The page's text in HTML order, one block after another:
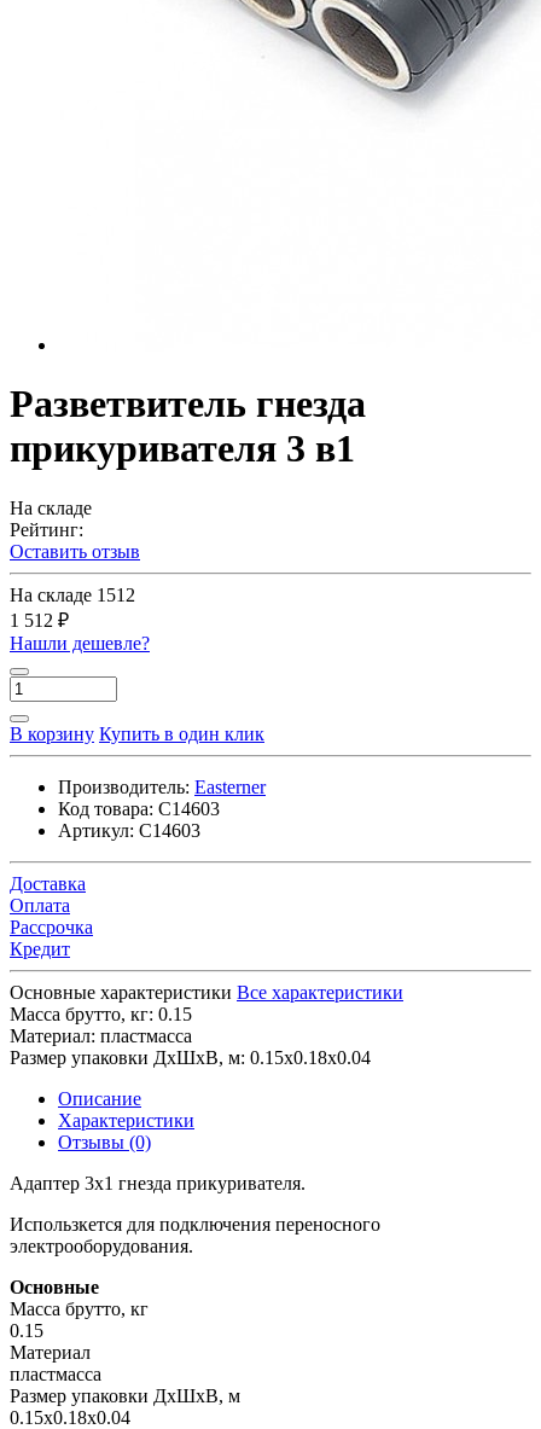
Разветвитель гнезда
прикуривателя 3 в1
На складе
Рейтинг:
Оставить отзыв
На складе 1512
1 512 ₽
Нашли дешевле?
В корзину Купить в один клик
Производитель: Easterner
Код товара: C14603
Артикул: C14603
Доставка
Оплата
Рассрочка
Кредит
Основные характеристики Все характеристики
Масса брутто, кг: 0.15
Материал: пластмасса
Размер упаковки ДхШхВ, м: 0.15x0.18x0.04
Описание
Характеристики
Отзывы (0)
Адаптер 3х1 гнезда прикуривателя.
Использкется для подключения переносного
электрооборудования.
Основные
Масса брутто, кг
0.15
Материал
пластмасса
Размер упаковки ДхШхВ, м
0.15x0.18x0.04